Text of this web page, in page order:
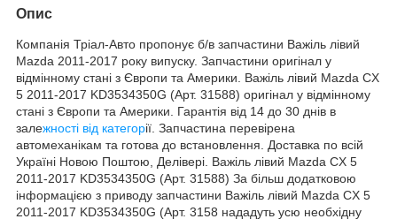
Опис
Компанія Тріал-Авто пропонує б/в запчастини Важіль лівий
Mazda 2011-2017 року випуску. Запчастини оригінал у
відмінному стані з Європи та Америки. Важіль лівий Mazda CX
5 2011-2017 KD3534350G (Арт. 31588) оригінал у відмінному
стані з Європи та Америки. Гарантія від 14 до 30 днів в
залежності від категорії. Запчастина перевірена
автомеханікам та готова до встановлення. Доставка по всій
Україні Новою Поштою, Делівері. Важіль лівий Mazda CX 5
2011-2017 KD3534350G (Арт. 31588) За більш додатковою
інформацією з приводу запчастини Важіль лівий Mazda CX 5
2011-2017 KD3534350G (Арт. 3158 нададуть усю необхідну